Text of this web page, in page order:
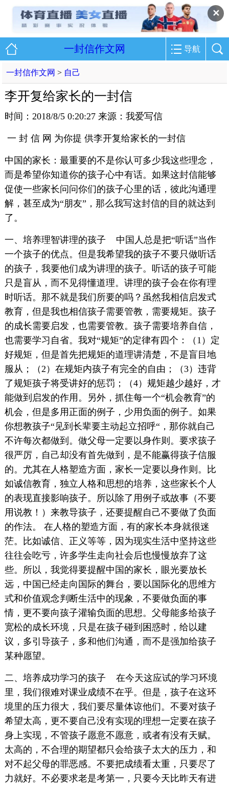
✕
一封信作文网 导航
一封信作文网 > 自己
李开复给家长的一封信
时间：2018/8/5 0:20:27 来源：我爱写信
一 封 信 网 为你提 供李开复给家长的一封信
中国的家长：最重要的不是你认可多少我这些理念，
而是希望你知道你的孩子心中有话。如果这封信能够
促使一些家长问问你们的孩子心里的话，彼此沟通理
解，甚至成为“朋友”，那么我写这封信的目的就达到
了。
一、培养理智讲理的孩子 中国人总是把“听话”当作
一个孩子的优点。但是我希望我的孩子不要只做听话
的孩子，我要他们成为讲理的孩子。听话的孩子可能
只是盲从，而不见得懂道理。讲理的孩子会在你有理
时听话。那不就是我们所要的吗？虽然我相信启发式
教育，但是我也相信孩子需要管教，需要规矩。孩子
的成长需要启发，也需要管教。孩子需要培养自信，
也需要学习自省。我对“规矩”的定律有四个：（1）定
好规矩，但是首先把规矩的道理讲清楚，不是盲目地
服从；（2）在规矩内孩子有完全的自由；（3）违背
了规矩孩子将受讲好的惩罚；（4）规矩越少越好，才
能做到启发的作用。另外，抓住每一个“机会教育”的
机会，但是多用正面的例子，少用负面的例子。如果
你想教孩子“见到长辈要主动起立招呼“，那你就自己
不许每次都做到。做父母一定要以身作则。要求孩子
很严厉，自己却没有首先做到，是不能赢得孩子信服
的。尤其在人格塑造方面，家长一定要以身作则。比
如诚信教育，独立人格和思想的培养，这些家长个人
的表现直接影响孩子。所以除了用例子或故事（不要
用说教！）来教导孩子，还要提醒自己不要做了负面
的作法。 在人格的塑造方面，有的家长本身就很迷
茫。比如诚信、正义等等，因为现实生活中坚持这些
往往会吃亏，许多学生走向社会后也慢慢放弃了这
些。所以，我觉得要提醒中国的家长，眼光要放长
远，中国已经走向国际的舞台，要以国际化的思维方
式和价值观念判断生活中的现象，不要做负面的事
情，更不要向孩子灌输负面的思想。父母能多给孩子
宽松的成长环境，只是在孩子碰到困惑时，给以建
议，多引导孩子，多和他们沟通，而不是强加给孩子
某种愿望。
二、培养成功学习的孩子 在今天这应试的学习环境
里，我们很难对课业成绩不在乎。但是，孩子在这环
境里的压力很大，我们要尽量体谅他们。不要对孩子
希望太高，更不要自己没有实现的理想一定要在孩子
身上实现，不管孩子愿意不愿意，或者有没有天赋。
太高的，不合理的期望都只会给孩子太大的压力，和
对不起父母的罪恶感。不要把成绩看太重，只要尽了
力就好。不必要求老是考第一，只要今天比昨天有进